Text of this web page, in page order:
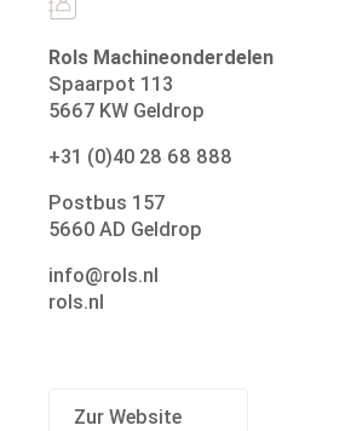
Rols Machineonderdelen
Spaarpot 113
5667 KW Geldrop
+31 (0)40 28 68 888
Postbus 157
5660 AD Geldrop
info@rols.nl
rols.nl
Zur Website